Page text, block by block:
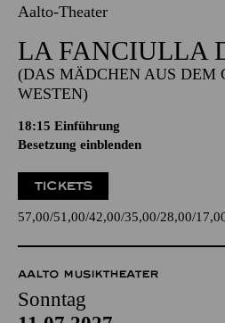
Aalto-Theater
LA FANCIULLA
(DAS MÄDCHEN AUS DEM
WESTEN)
18:15 Einführung
Besetzung einblenden
TICKETS
57,00 51,00 42,00 35,00 28,00
AALTO MUSIKTHEATER
Sonntag